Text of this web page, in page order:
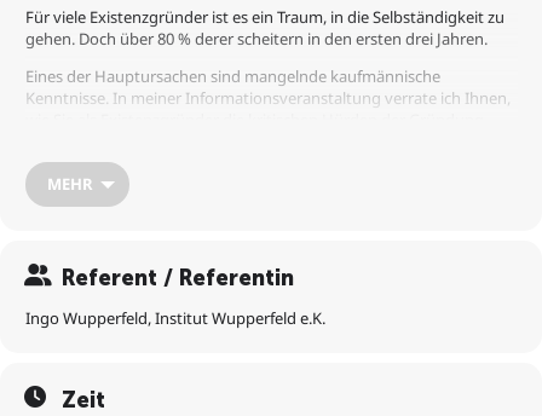
Für viele Existenzgründer ist es ein Traum, in die Selbständigkeit zu
gehen. Doch über 80 % derer scheitern in den ersten drei Jahren.
Eines der Hauptursachen sind mangelnde kaufmännische
Kenntnisse. In meiner Informationsveranstaltung verrate ich Ihnen,
In meinem Seminar zeige ich Ihnen
– wie Sie die Finanzen automatisieren
– wie Sie Ihren wirtschaftlichen Erfolg sichern und ausbauen und
MEHR
Referent / Referentin
Ingo Wupperfeld, Institut Wupperfeld e.K.
Zeit